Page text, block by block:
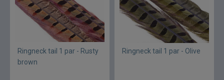
Vinterfiske
Trolling
Ringneck tail 1 par - Rusty
brown
Ringneck tail 1 par - Olive